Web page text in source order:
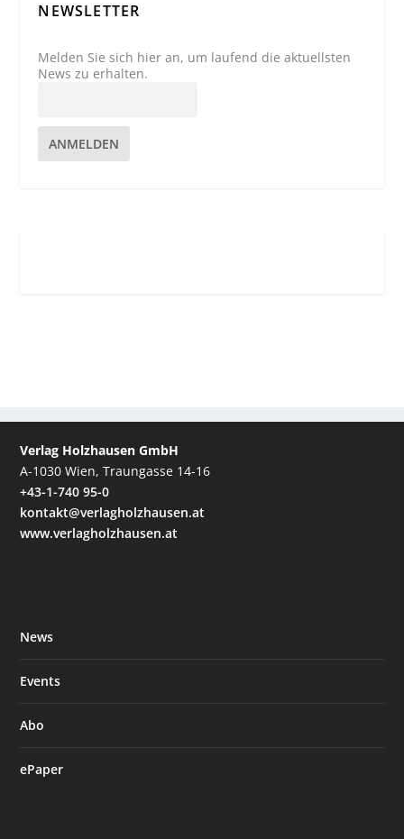
NEWSLETTER
Melden Sie sich hier an, um laufend die aktuellsten
News zu erhalten.
ANMELDEN
Verlag Holzhausen GmbH
A-1030 Wien, Traungasse 14-16
+43-1-740 95-0
kontakt@verlagholzhausen.at
www.verlagholzhausen.at
News
Events
Abo
ePaper